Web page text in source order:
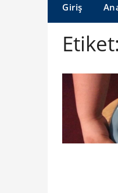
Giriş
Etiket: